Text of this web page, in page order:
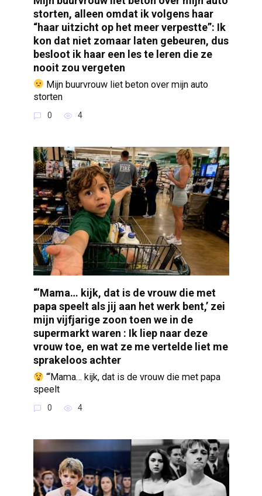
storten, alleen omdat ik volgens haar
“haar uitzicht op het meer verpestte”: Ik
kon dat niet zomaar laten gebeuren, dus
besloot ik haar een les te leren die ze
nooit zou vergeten
Mijn buurvrouw liet beton over mijn auto
storten
0 4
“‘Mama… kijk, dat is de vrouw die met
papa speelt als jij aan het werk bent,’ zei
mijn vijfjarige zoon toen we in de
supermarkt waren : Ik liep naar deze
vrouw toe, en wat ze me vertelde liet me
sprakeloos achter
“‘Mama… kijk, dat is de vrouw die met papa
speelt
0 4